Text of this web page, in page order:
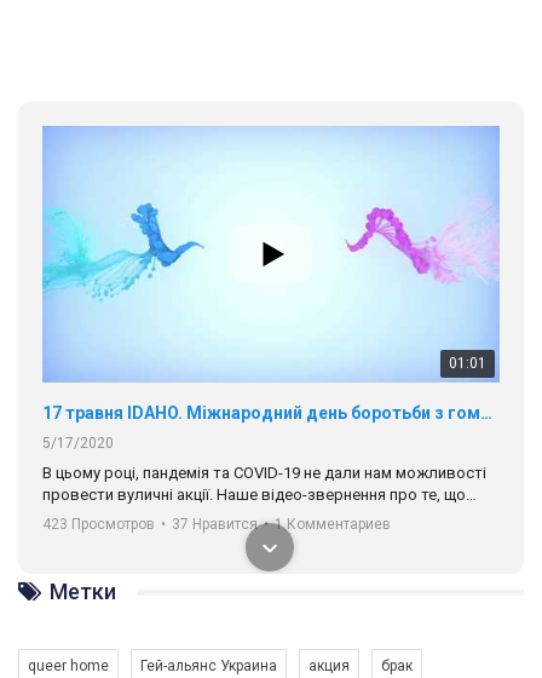
01:01
17 травня IDAHO. Міжнародний день боротьби з гомофобією трансфобією і біфобія.
5/17/2020
В цьому році, пандемія та COVІD-19 не дали нам можливості
провести вуличні акції. Наше відео-звернення про те, що
навіть коли ми у різних містах та не можемо зустрінеться, ми
разом. Ми закликаємо всіх хто поділяє цінності рівності та
солідарності, приєднатися до нас. Регіональні підрозділи
ГАУ є в 16 областях України.
Разом наш голос лунає гучніше!
423 Просмотров • 37 Нравится • 1 Комментариев
Метки
queer home Гей-альянс Украина акция брак